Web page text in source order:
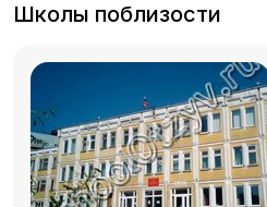
Школы поблизости